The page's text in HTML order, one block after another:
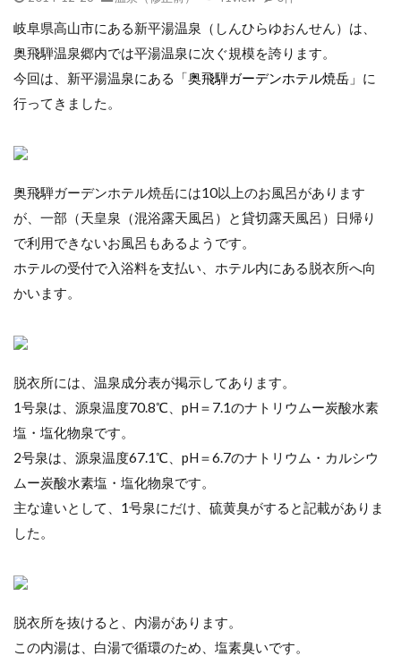
岐阜県高山市にある新平湯温泉（しんひらゆおんせん）は、
奥飛騨温泉郷内では平湯温泉に次ぐ規模を誇ります。
今回は、新平湯温泉にある「奥飛騨ガーデンホテル焼岳 」に
行ってきました。
奥飛騨ガーデンホテル焼岳には10以上のお風呂があります
が、一部（天皇泉（混浴露天風呂）と貸切露天風呂）日帰り
で利用できないお風呂もあるようです。
ホテルの受付で入浴料を支払い、ホテル内にある脱衣所へ向
かいます。
脱衣所には、温泉成分表が掲示してあります。
1号泉は、源泉温度70.8℃、pH＝7.1のナトリウムー炭酸水素
塩・塩化物泉です。
2号泉は、源泉温度67.1℃、pH＝6.7のナトリウム・カルシウ
ムー炭酸水素塩・塩化物泉です。
主な違いとして、1号泉にだけ、硫黄臭がすると記載がありま
した。
脱衣所を抜けると、内湯があります。
この内湯は、白湯で循環のため、塩素臭いです。